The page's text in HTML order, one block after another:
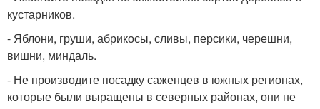
кустарников.
- Яблони, груши, абрикосы, сливы, персики, черешни,
вишни, миндаль.
- Не производите посадку саженцев в южных регионах,
которые были выращены в северных районах, они не